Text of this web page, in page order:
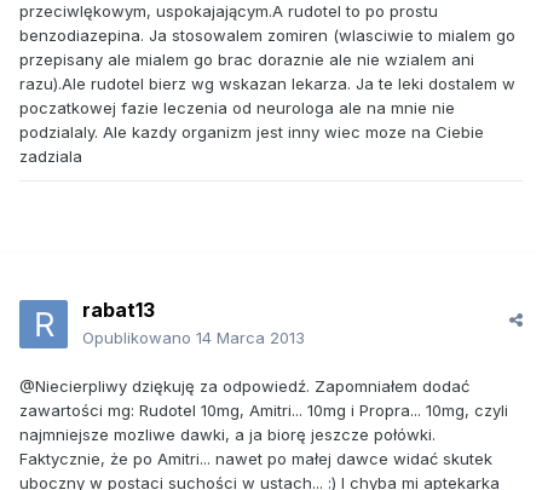
przeciwlękowym, uspokajającym.A rudotel to po prostu
benzodiazepina. Ja stosowalem zomiren (wlasciwie to mialem go
przepisany ale mialem go brac doraznie ale nie wzialem ani
razu).Ale rudotel bierz wg wskazan lekarza. Ja te leki dostalem w
poczatkowej fazie leczenia od neurologa ale na mnie nie
podzialaly. Ale kazdy organizm jest inny wiec moze na Ciebie
zadziala
rabat13
Opublikowano 14 Marca 2013
@Niecierpliwy dziękuję za odpowiedź. Zapomniałem dodać
zawartości mg: Rudotel 10mg, Amitri... 10mg i Propra... 10mg, czyli
najmniejsze mozliwe dawki, a ja biorę jeszcze połówki.
Faktycznie, że po Amitri... nawet po małej dawce widać skutek
uboczny w postaci suchości w ustach... :) I chyba mi aptekarka